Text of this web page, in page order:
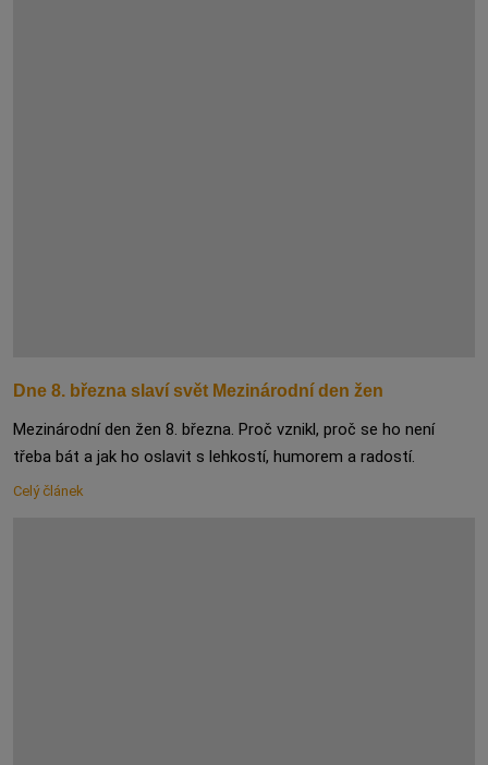
Dne 8. března slaví svět Mezinárodní den žen
Mezinárodní den žen 8. března. Proč vznikl, proč se ho není
třeba bát a jak ho oslavit s lehkostí, humorem a radostí.
Celý článek